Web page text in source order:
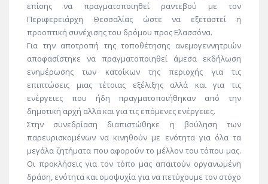
επίσης να πραγματοποιηθεί ραντεβού με τον
Περιφερειάρχη Θεσσαλίας ώστε να εξεταστεί η
προοπτική συνέχισης του δρόμου προς Ελασσόνα.
Για την αποτροπή της τοποθέτησης ανεμογεννητριών
αποφασίστηκε να πραγματοποιηθεί άμεσα εκδήλωση
ενημέρωσης των κατοίκων της περιοχής για τις
επιπτώσεις μιας τέτοιας εξέλιξης αλλά και για τις
ενέργειες που ήδη πραγματοποιήθηκαν από την
δημοτική αρχή αλλά και για τις επόμενες ενέργειες.
Στην συνεδρίαση διαπιστώθηκε η βούληση των
παρευρισκομένων να κινηθούν με ενότητα για όλα τα
μεγάλα ζητήματα που αφορούν το μέλλον του τόπου μας.
Οι προκλήσεις για τον τόπο μας απαιτούν οργανωμένη
δράση, ενότητα και ομοψυχία για να πετύχουμε τον στόχο